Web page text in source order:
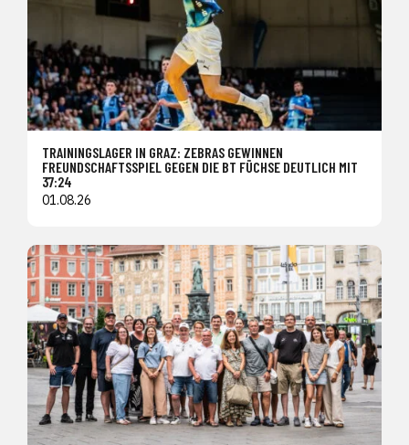
TRAININGSLAGER IN GRAZ: ZEBRAS GEWINNEN
FREUNDSCHAFTSSPIEL GEGEN DIE BT FÜCHSE DEUTLICH MIT
37:24
01.08.26